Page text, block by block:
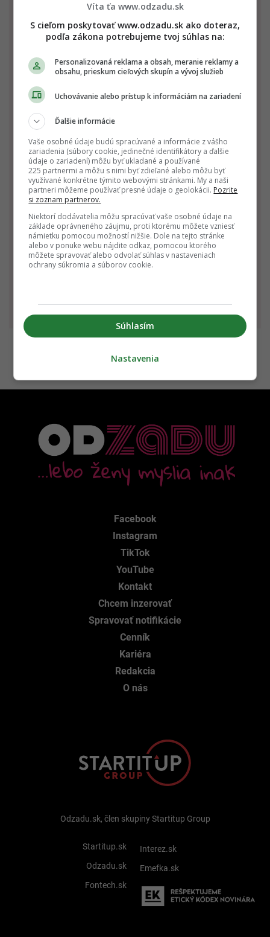
Rak
22.6. - 22.7. 23.7. - 22.8. 23.8. - 22.9.
Váhy
23.9. - 22.10.
Škorpión Strelec
Facebook
Instagram
TikTok
YouTube
Kontakt
Chcem inzerovať
Spravovať notifikácie
Cenník
Kariéra
Redakcia
O nás
Odzadu.sk, člen skupiny Startitup Group
Startitup.sk
Odzadu.sk
Fontech.sk
Interez.sk
Emefka.sk
Víta ťa www.odzadu.sk
S cieľom poskytovať www.odzadu.sk ako doteraz,
podľa zákona potrebujeme tvoj súhlas na:
Personalizovaná reklama a obsah, meranie reklamy a
obsahu, prieskum cieľových skupín a vývoj služieb
Uchovávanie alebo prístup k informáciám na zariadení
Ďalšie informácie
Vaše osobné údaje budú spracúvané a informácie z vášho
zariadenia (súbory cookie, jedinečné identifikátory a ďalšie
údaje o zariadení) môžu byť ukladané a používané
225 partnermi a môžu s nimi byť zdieľané alebo môžu byť
využívané konkrétne týmito webovými stránkami. My a naši
partneri môžeme používať presné údaje o geolokácii. Pozrite
si zoznam partnerov.
Niektorí dodávatelia môžu spracúvať vaše osobné údaje na
základe oprávneného záujmu, proti ktorému môžete vzniesť
námietku pomocou možností nižšie. Dole na tejto stránke
alebo v ponuke webu nájdite odkaz, pomocou ktorého
môžete spravovať alebo odvolať súhlas v nastaveniach
ochrany súkromia a súborov cookie.
Súhlasím
Nastavenia